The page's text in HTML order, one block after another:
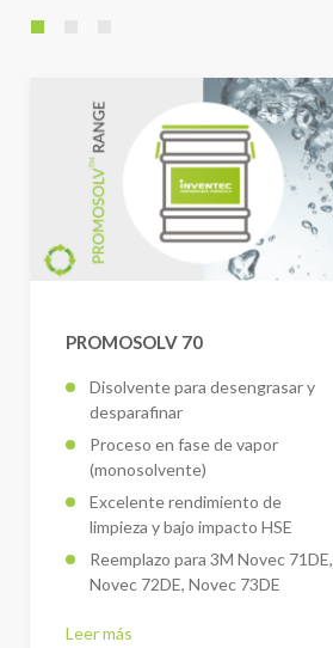
PROMOSOLV 70
Disolvente para desengrasar y
desparafinar
Proceso en fase de vapor
(monosolvente)
Excelente rendimiento de
limpieza y bajo impacto HSE
Reemplazo para 3M Novec 71DE,
Novec 72DE, Novec 73DE
Leer más